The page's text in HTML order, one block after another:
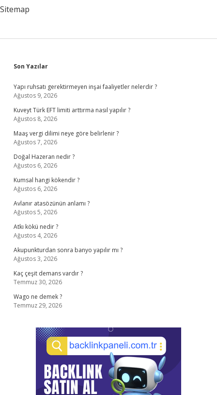
Sitemap
Sidebar
Son Yazılar
Yapı ruhsatı gerektirmeyen inşai faaliyetler nelerdir ?
Ağustos 9, 2026
Kuveyt Türk EFT limiti arttırma nasıl yapılır ?
Ağustos 8, 2026
Maaş vergi dilimi neye göre belirlenir ?
Ağustos 7, 2026
Doğal Hazeran nedir ?
Ağustos 6, 2026
Kumsal hangi kökendir ?
Ağustos 6, 2026
Avlanır atasözünün anlamı ?
Ağustos 5, 2026
Atkı kökü nedir ?
Ağustos 4, 2026
Akupunkturdan sonra banyo yapılır mı ?
Ağustos 3, 2026
Kaç çeşit demans vardır ?
Temmuz 30, 2026
Wago ne demek ?
Temmuz 29, 2026